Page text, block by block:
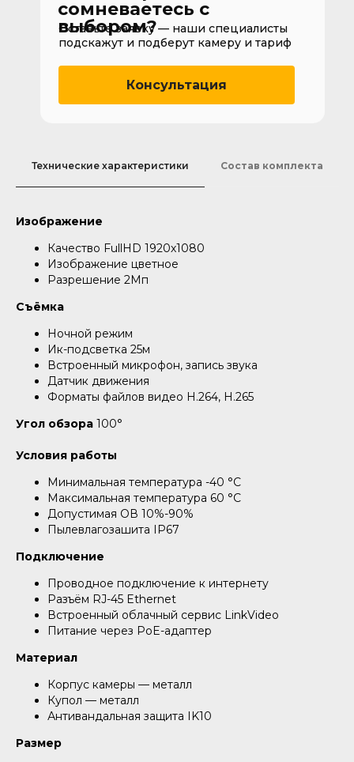
Консультация
сомневаетесь с
выбором?
Оставьте заявку — наши специалисты
подскажут и подберут камеру и тариф
Технические характеристики Состав комплекта
Изображение
Качество FullHD 1920х1080
Изображение цветное
Разрешение 2Мп
Съёмка
Ночной режим
Ик-подсветка 25м
Встроенный микрофон, запись звука
Датчик движения
Форматы файлов видео H.264, H.265
Угол обзора 100°
Условия работы
Минимальная температура -40 °С
Максимальная температура 60 °С
Допустимая ОВ 10%-90%
Пылевлагозашита IP67
Подключение
Проводное подключение к интернету
Разъём RJ-45 Ethernet
Встроенный облачный сервис LinkVideo
Питание через PoE-адаптер
Материал
Корпус камеры — металл
Купол — металл
Антивандальная защита IK10
Размер